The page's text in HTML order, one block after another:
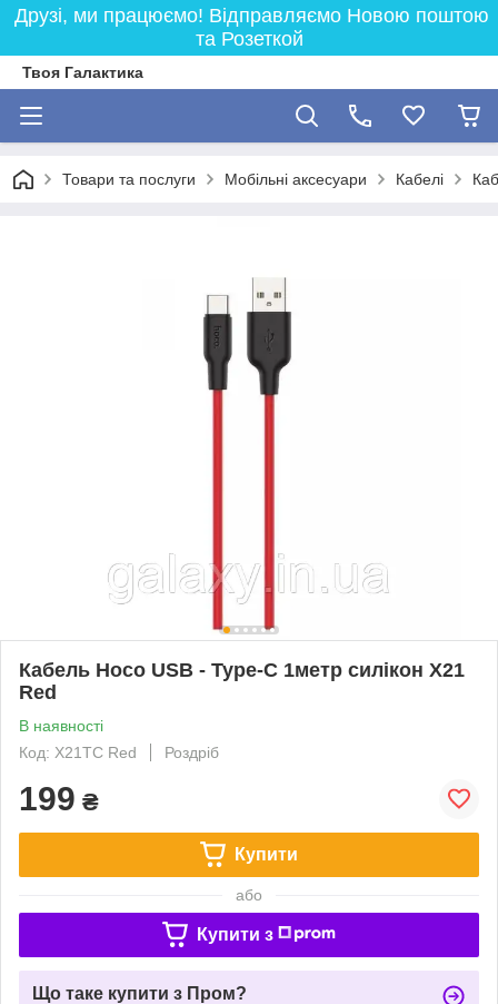
Друзі, ми працюємо! Відправляємо Новою поштою
та Розеткой
Твоя Галактика
Товари та послуги Мобільні аксесуари Кабелі
Кабель Hoco USB - Type-C 1метр силікон X21
Red
В наявності
Код: X21TС Red
Роздріб
199 ₴
Купити
або
Купити з
Що таке купити з Пром?